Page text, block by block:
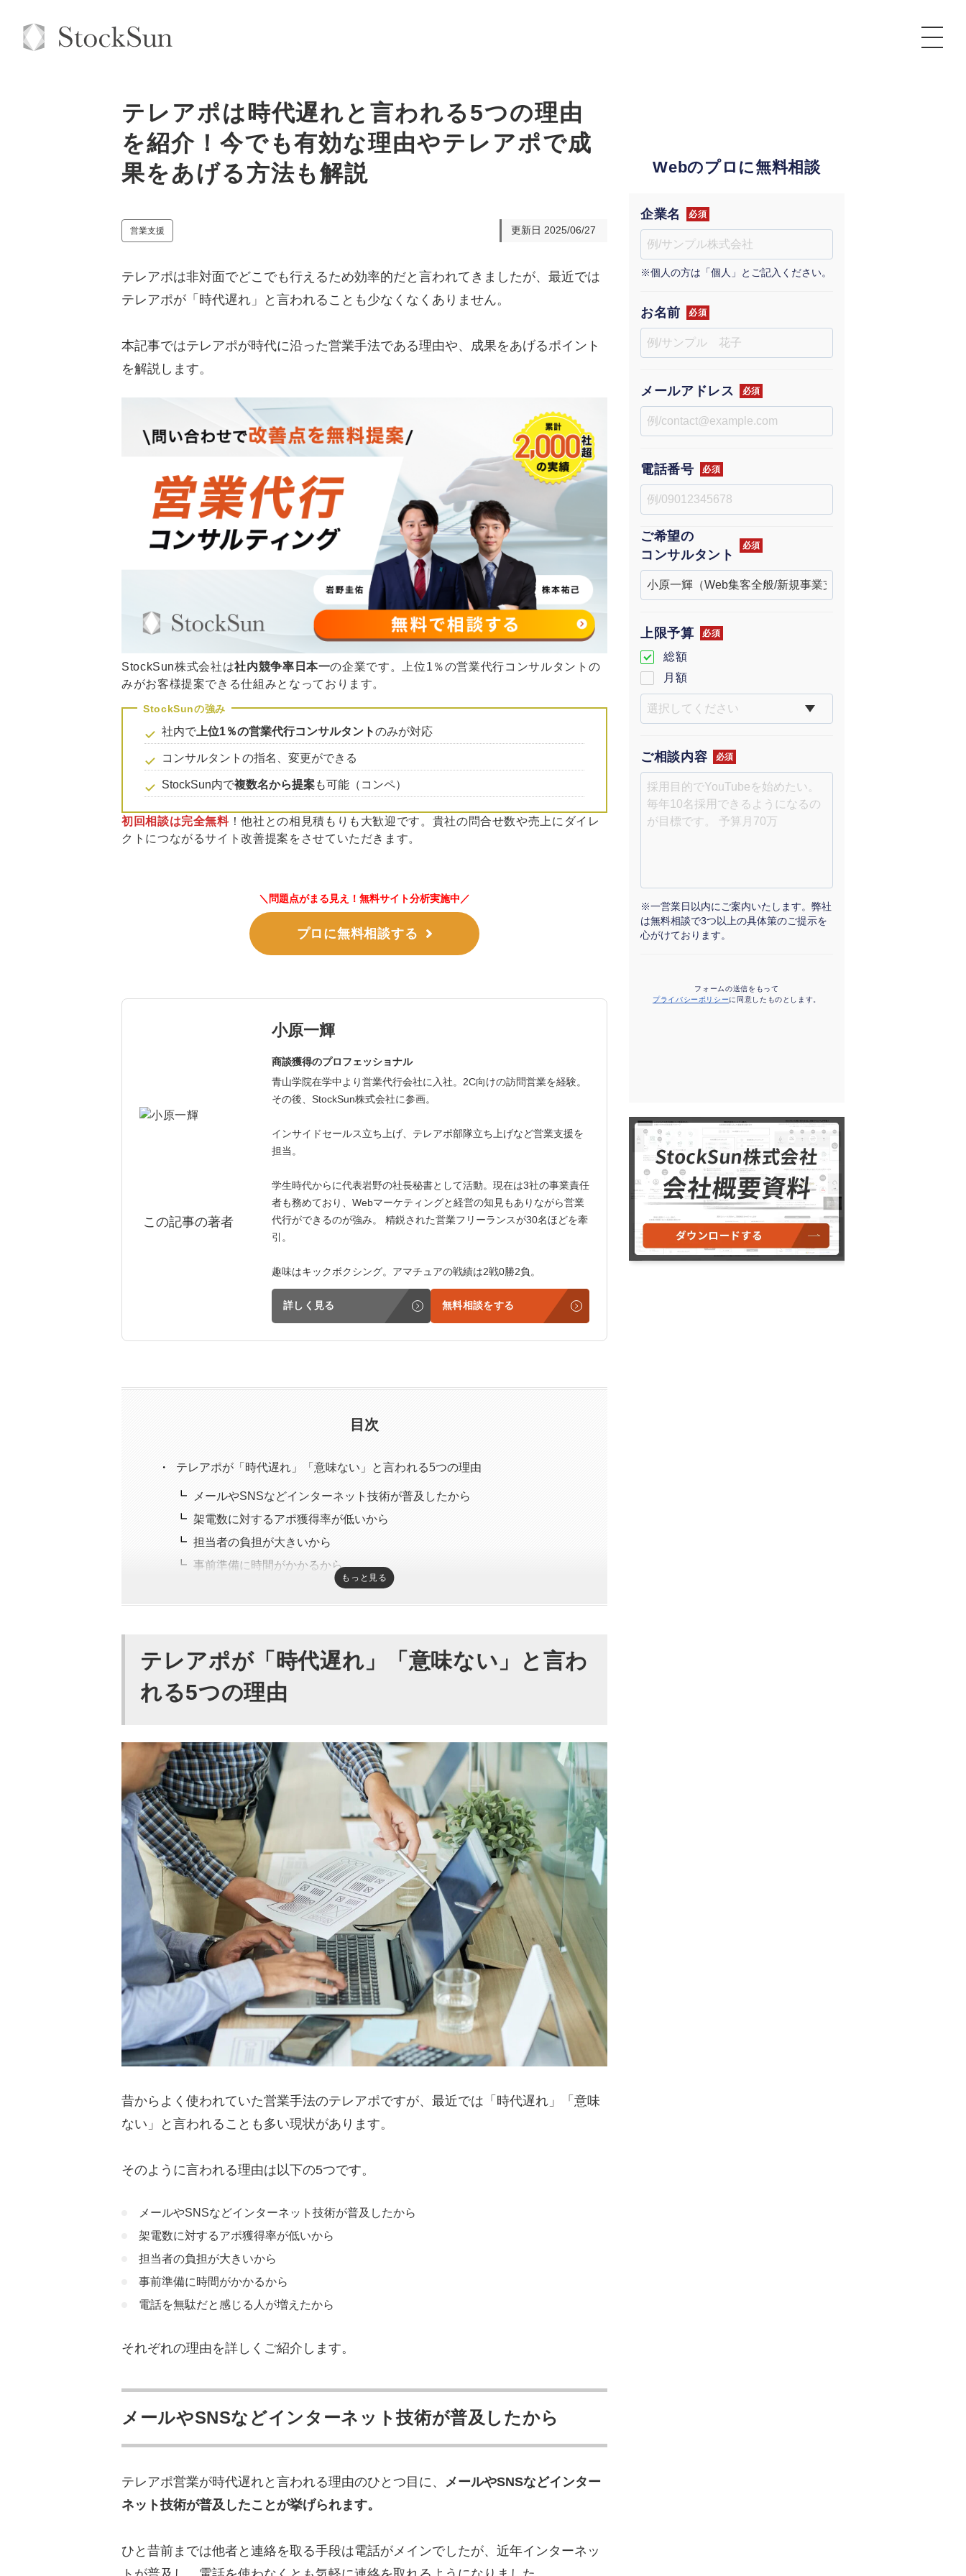
オーダーメイド支援
コンサルタント一覧
品質ガイドライン
社内コンペ
クレーム窓口
BPO支援 定額制営業代行『カリトルくん』
定額制採用代行・RPO『トルトルくん』
営業改善特化の動画制作『動画でカリトルくん』
定額LINE運用代行『LINEマキトルくん』
拡散付1日密着動画制作『まるごと社長』
1本無料で記事を制作『SEOトライアル』
定額制LP制作・改善『最強LP』
採用YouTubeチャンネル構築『トリトル』
お役立ち資料
料金表
道場TOP
動画編集
エンジニア
広告運用
YouTubeディレクター
年収エージェント
代表メッセージ（岩野圭佑）
取締役メッセージ（株本祐己）
認定パートナー
動画ディレクター
インターン
マーケマネージャー
常勤監査役
内部監査室長
募集要項一覧
テレアポは時代遅れと言われる5つの理由
を紹介！今でも有効な理由やテレアポで成
果をあげる方法も解説
営業支援 更新日 2025/06/27
テレアポは非対面でどこでも行えるため効率的だと言われてきましたが、最近では
テレアポが「時代遅れ」と言われることも少なくなくありません。
本記事ではテレアポが時代に沿った営業手法である理由や、成果をあげるポイント
を解説します。
StockSun株式会社は社内競争率日本一の企業です。上位1％の営業代行コンサルタントの
みがお客様提案できる仕組みとなっております。
社内で 上位1％の営業代行コンサルタントのみが対応
コンサルタントの指名、変更ができる
StockSun内で複数名から提案も可能（コンペ）
初回相談は完全無料！他社との相見積もりも大歓迎です。貴社の問合せ数や売上にダイレ
クトにつながるサイト改善提案をさせていただきます。
＼問題点がまる見え！無料サイト分析実施中／
プロに無料相談する
この記事の著者
小原一輝
商談獲得のプロフェッショナル
青山学院在学中より営業代行会社に入社。2C向けの訪問営業を経験。
その後、StockSun株式会社に参画。
インサイドセールス立ち上げ、テレアポ部隊立ち上げなど営業支援を
担当。
学生時代からに代表岩野の社長秘書として活動。現在は3社の事業責任
者も務めており、Webマーケティングと経営の知見もありながら営業
代行ができるのが強み。 精鋭された営業フリーランスが30名ほどを牽
引。
趣味はキックボクシング。アマチュアの戦績は2戦0勝2負。
詳しく見る 無料相談をする
目次
テレアポが「時代遅れ」「意味ない」と言われる5つの理由
メールやSNSなどインターネット技術が普及したから
架電数に対するアポ獲得率が低いから
担当者の負担が大きいから
事前準備に時間がかかるから
電話を無駄だと感じる人が増えたから
インターネットの利用に慣れていない顧客にアプローチできるから
インターネット上には多くの情報が溢れていて取捨選択が難しいから
直接顧客と会話ができるから
短時間で多くの顧客にアプローチできるから
テレアポを「時代遅れ」にせず成果をあげる3つのポイント
Webマーケティングとあわせてテレアポする
ターゲットを精査してからテレアポする
テレアポ代行会社に依頼する
テレアポは「時代遅れ」ではない
もっと見る
テレアポが「時代遅れ」「意味ない」と言わ
れる5つの理由
昔からよく使われていた営業手法のテレアポですが、最近では「時代遅れ」「意味
ない」と言われることも多い現状があります。
そのように言われる理由は以下の5つです。
メールやSNSなどインターネット技術が普及したから
架電数に対するアポ獲得率が低いから
担当者の負担が大きいから
事前準備に時間がかかるから
電話を無駄だと感じる人が増えたから
それぞれの理由を詳しくご紹介します。
メールやSNSなどインターネット技術が普及したから
テレアポ営業が時代遅れと言われる理由のひとつ目に、 メールやSNSなどインター
ネット技術が普及したことが挙げられます。
ひと昔前までは他者と連絡を取る手段は電話がメインでしたが、近年インターネッ
Webのプロに無料相談
企業名 必須
※個人の方は「個人」とご記入ください。
お名前 必須
メールアドレス 必須
電話番号 必須
ご希望の
コンサルタント
必須
上限予算 必須
総額
月額
ご相談内容 必須
※一営業日以内にご案内いたします。弊社
は無料相談で3つ以上の具体策のご提示を
心がけております。
フォームの送信をもって
プライバシーポリシーに同意したものとします。